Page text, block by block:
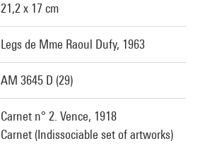
21,2 x 17 cm
Legs de Mme Raoul Dufy, 1963
AM 3645 D (29)
Carnet n° 2. Vence, 1918
Carnet (Indissociable set of artworks)